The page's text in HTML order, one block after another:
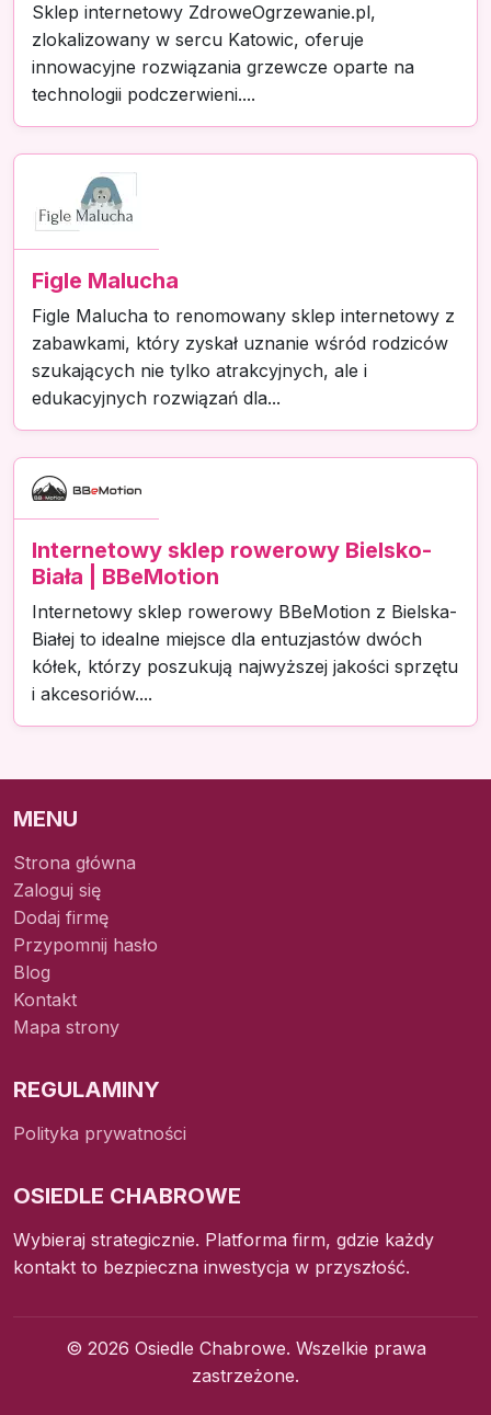
Sklep internetowy ZdroweOgrzewanie.pl,
zlokalizowany w sercu Katowic, oferuje
innowacyjne rozwiązania grzewcze oparte na
technologii podczerwieni....
Figle Malucha
Figle Malucha to renomowany sklep internetowy z
zabawkami, który zyskał uznanie wśród rodziców
szukających nie tylko atrakcyjnych, ale i
edukacyjnych rozwiązań dla...
Internetowy sklep rowerowy Bielsko-
Biała | BBeMotion
Internetowy sklep rowerowy BBeMotion z Bielska-
Białej to idealne miejsce dla entuzjastów dwóch
kółek, którzy poszukują najwyższej jakości sprzętu
i akcesoriów....
MENU
Strona główna
Zaloguj się
Dodaj firmę
Przypomnij hasło
Blog
Kontakt
Mapa strony
REGULAMINY
Polityka prywatności
OSIEDLE CHABROWE
Wybieraj strategicznie. Platforma firm, gdzie każdy
kontakt to bezpieczna inwestycja w przyszłość.
© 2026 Osiedle Chabrowe. Wszelkie prawa
zastrzeżone.